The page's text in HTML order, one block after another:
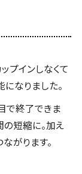
プインしなくて
なりました。
で終了できま
の短縮に。加え
がります。